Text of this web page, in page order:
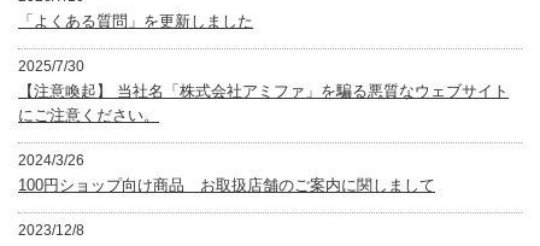
「よくある質問」を更新しました
2025/7/30
【注意喚起】 当社名「株式会社アミファ」を騙る悪質なウェブサイト
にご注意ください。
2024/3/26
100円ショップ向け商品 お取扱店舗のご案内に関しまして
2023/12/8